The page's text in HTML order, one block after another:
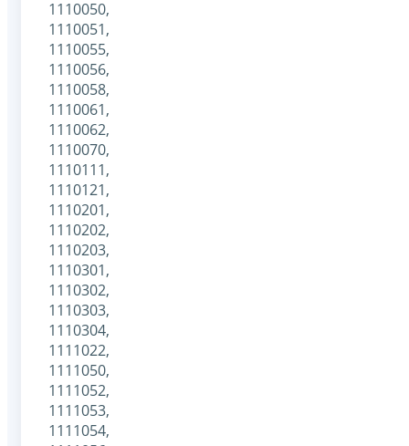
1110050,
1110051,
1110055,
1110056,
1110058,
1110061,
1110062,
1110070,
1110111,
1110121,
1110201,
1110202,
1110203,
1110301,
1110302,
1110303,
1110304,
1111022,
1111050,
1111052,
1111053,
1111054,